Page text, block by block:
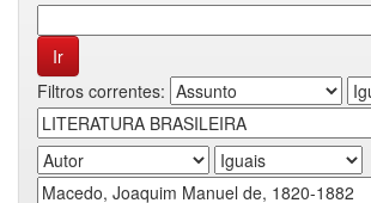
Filtros correntes: